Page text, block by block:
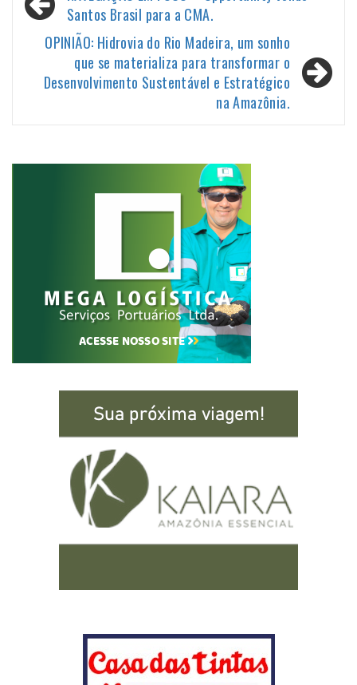
de
Post
Santos Brasil para a CMA.
OPINIÃO: Hidrovia do Rio Madeira, um sonho
que se materializa para transformar o
Desenvolvimento Sustentável e Estratégico
na Amazônia.